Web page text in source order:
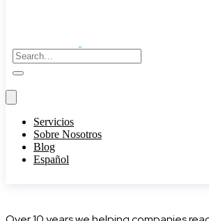
Servicios
Sobre Nosotros
Blog
Español